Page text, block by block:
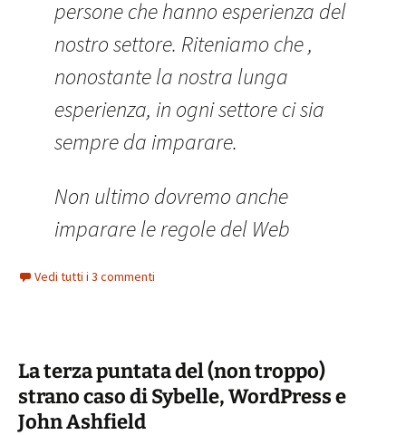
persone che hanno esperienza del
nostro settore. Riteniamo che ,
nonostante la nostra lunga
esperienza, in ogni settore ci sia
sempre da imparare.
Non ultimo dovremo anche
imparare le regole del Web
Vedi tutti i 3 commenti
La terza puntata del (non troppo)
strano caso di Sybelle, WordPress e
John Ashfield